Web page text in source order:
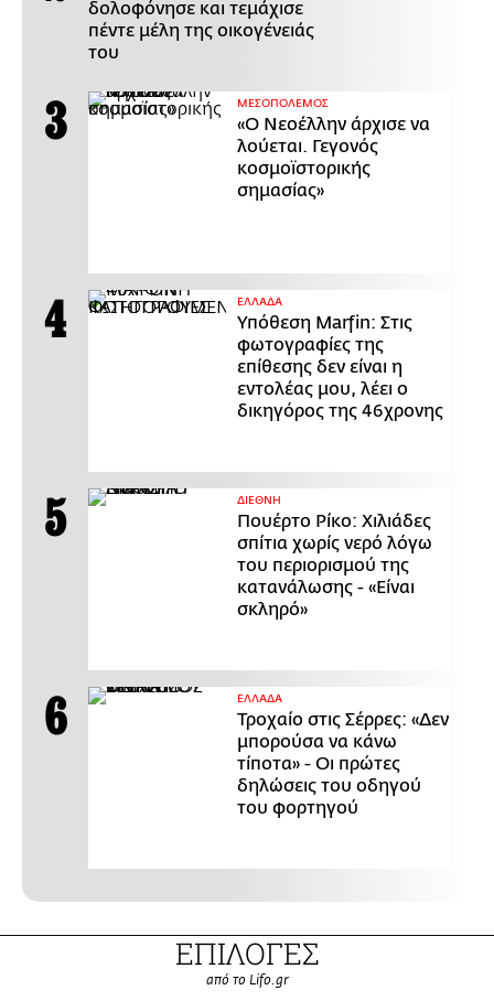
δολοφόνησε και τεμάχισε
πέντε μέλη της οικογένειάς
του
ΜΕΣΟΠΟΛΕΜΟΣ
«Ο Νεοέλλην άρχισε να
λούεται. Γεγονός
κοσμοϊστορικής
σημασίας»
ΕΛΛΑΔΑ
Υπόθεση Marfin: Στις
φωτογραφίες της
επίθεσης δεν είναι η
εντολέας μου, λέει ο
δικηγόρος της 46χρονης
ΔΙΕΘΝΗ
Πουέρτο Ρίκο: Χιλιάδες
σπίτια χωρίς νερό λόγω
του περιορισμού της
κατανάλωσης - «Είναι
σκληρό»
ΕΛΛΑΔΑ
Τροχαίο στις Σέρρες: «Δεν
μπορούσα να κάνω
τίποτα» - Οι πρώτες
δηλώσεις του οδηγού
του φορτηγού
ΕΠΙΛΟΓΕΣ
από το Lifo.gr